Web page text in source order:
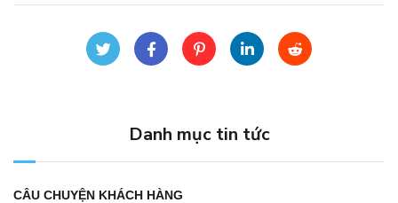
Danh mục tin tức
CÂU CHUYỆN KHÁCH HÀNG